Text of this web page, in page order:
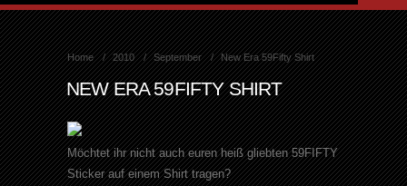
Home 2010 September New Era 59Fifty Shirt
NEW ERA 59FIFTY SHIRT
Möchtet ihr nicht auch euren heiß gliebten 59FIFTY
Sticker auf einem Shirt tragen?